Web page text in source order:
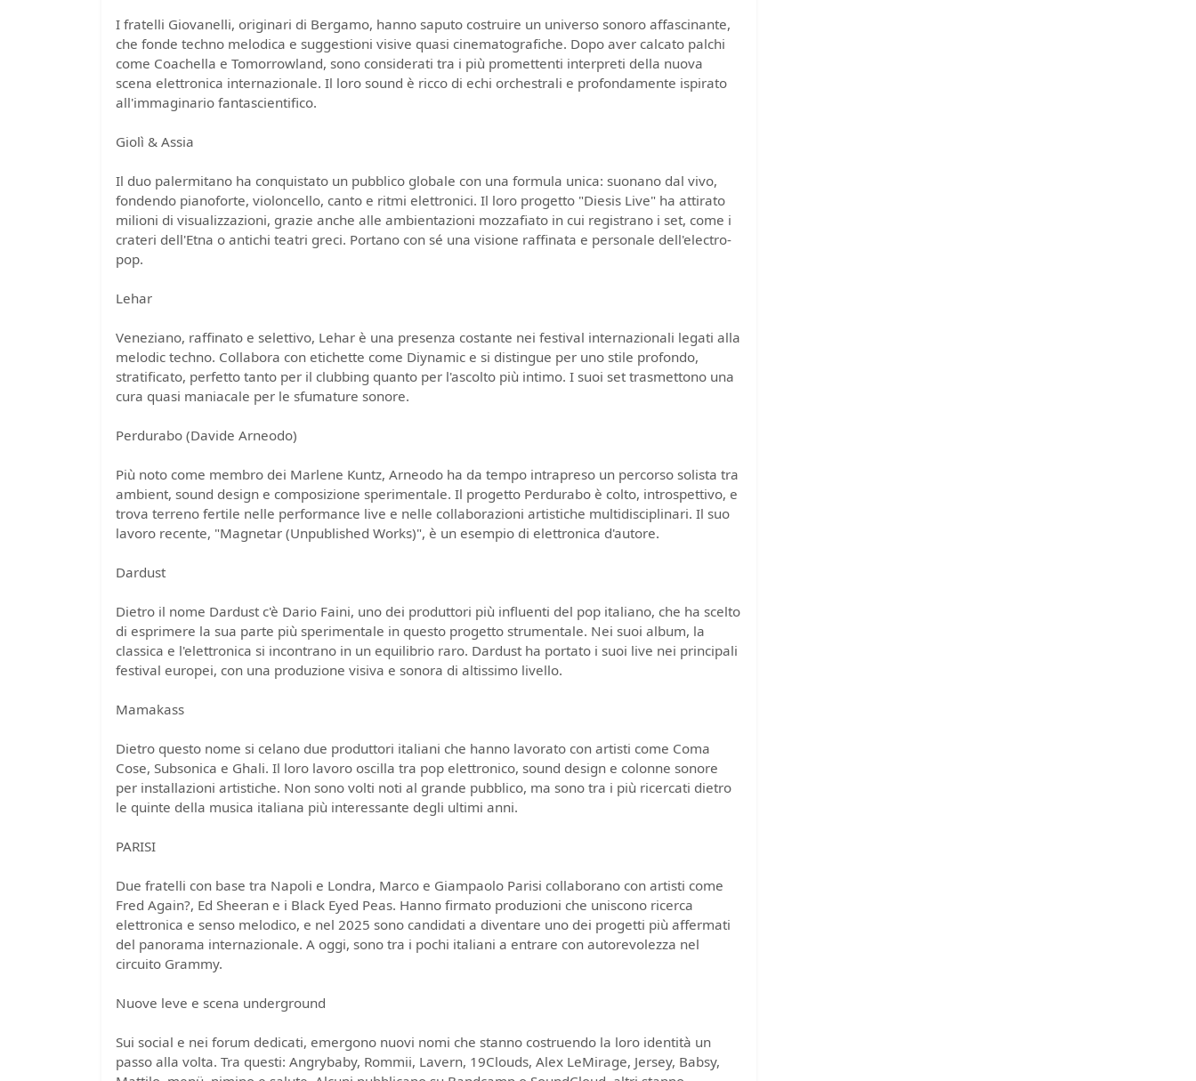
I fratelli Giovanelli, originari di Bergamo, hanno saputo costruire un universo sonoro affascinante,
che fonde techno melodica e suggestioni visive quasi cinematografiche. Dopo aver calcato palchi
come Coachella e Tomorrowland, sono considerati tra i più promettenti interpreti della nuova
scena elettronica internazionale. Il loro sound è ricco di echi orchestrali e profondamente ispirato
all'immaginario fantascientifico.
Giolì & Assia
Il duo palermitano ha conquistato un pubblico globale con una formula unica: suonano dal vivo,
fondendo pianoforte, violoncello, canto e ritmi elettronici. Il loro progetto "Diesis Live" ha attirato
milioni di visualizzazioni, grazie anche alle ambientazioni mozzafiato in cui registrano i set, come i
crateri dell'Etna o antichi teatri greci. Portano con sé una visione raffinata e personale dell'electro-
pop.
Lehar
Veneziano, raffinato e selettivo, Lehar è una presenza costante nei festival internazionali legati alla
melodic techno. Collabora con etichette come Diynamic e si distingue per uno stile profondo,
stratificato, perfetto tanto per il clubbing quanto per l'ascolto più intimo. I suoi set trasmettono una
cura quasi maniacale per le sfumature sonore.
Perdurabo (Davide Arneodo)
Più noto come membro dei Marlene Kuntz, Arneodo ha da tempo intrapreso un percorso solista tra
ambient, sound design e composizione sperimentale. Il progetto Perdurabo è colto, introspettivo, e
trova terreno fertile nelle performance live e nelle collaborazioni artistiche multidisciplinari. Il suo
lavoro recente, "Magnetar (Unpublished Works)", è un esempio di elettronica d'autore.
Dardust
Dietro il nome Dardust c'è Dario Faini, uno dei produttori più influenti del pop italiano, che ha scelto
di esprimere la sua parte più sperimentale in questo progetto strumentale. Nei suoi album, la
classica e l'elettronica si incontrano in un equilibrio raro. Dardust ha portato i suoi live nei principali
festival europei, con una produzione visiva e sonora di altissimo livello.
Mamakass
Dietro questo nome si celano due produttori italiani che hanno lavorato con artisti come Coma
Cose, Subsonica e Ghali. Il loro lavoro oscilla tra pop elettronico, sound design e colonne sonore
per installazioni artistiche. Non sono volti noti al grande pubblico, ma sono tra i più ricercati dietro
le quinte della musica italiana più interessante degli ultimi anni.
PARISI
Due fratelli con base tra Napoli e Londra, Marco e Giampaolo Parisi collaborano con artisti come
Fred Again?, Ed Sheeran e i Black Eyed Peas. Hanno firmato produzioni che uniscono ricerca
elettronica e senso melodico, e nel 2025 sono candidati a diventare uno dei progetti più affermati
del panorama internazionale. A oggi, sono tra i pochi italiani a entrare con autorevolezza nel
circuito Grammy.
Nuove leve e scena underground
Sui social e nei forum dedicati, emergono nuovi nomi che stanno costruendo la loro identità un
passo alla volta. Tra questi: Angrybaby, Rommii, Lavern, 19Clouds, Alex LeMirage, Jersey, Babsy,